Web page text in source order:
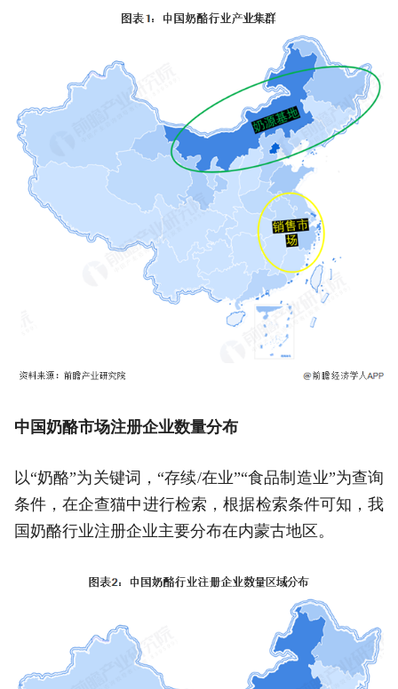
中国奶酪市场注册企业数量分布
以“奶酪”为关键词，“存续/在业”“食品制造业”为查询
条件，在企查猫中进行检索，根据检索条件可知，我
国奶酪行业注册企业主要分布在内蒙古地区。